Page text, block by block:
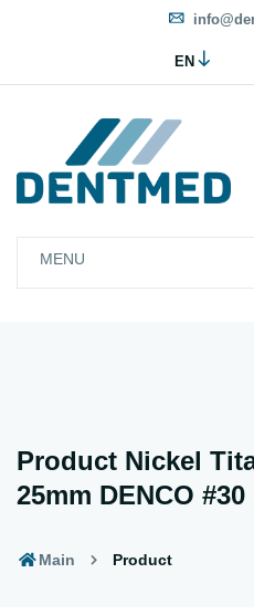
EN
MENU
Product Nickel
25mm DENCO #30
Main Product